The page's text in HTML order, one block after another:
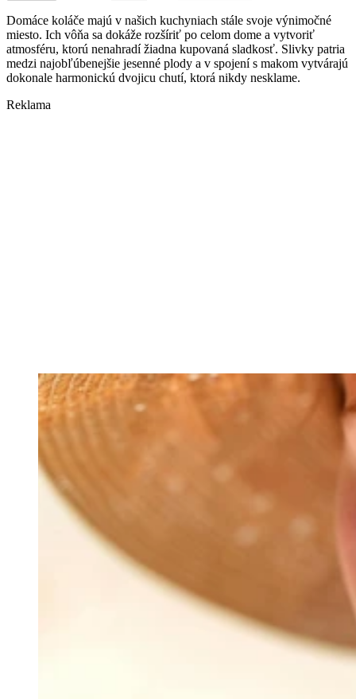
Domáce koláče majú v našich kuchyniach stále svoje výnimočné
miesto. Ich vôňa sa dokáže rozšíriť po celom dome a vytvoriť
atmosféru, ktorú nenahradí žiadna kupovaná sladkosť. Slivky patria
medzi najobľúbenejšie jesenné plody a v spojení s makom vytvárajú
dokonale harmonickú dvojicu chutí, ktorá nikdy nesklame.
Reklama